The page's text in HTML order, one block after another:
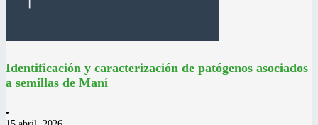
Identificación y caracterización de patógenos asociados
a semillas de Maní
•